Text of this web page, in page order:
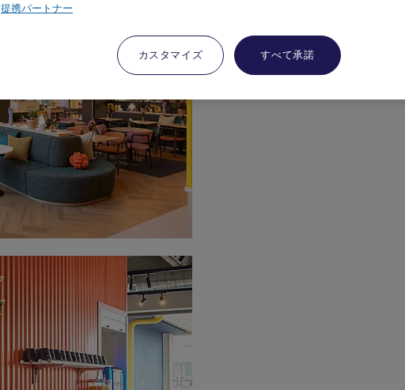
提携パートナー
カスタマイズ すべて承諾